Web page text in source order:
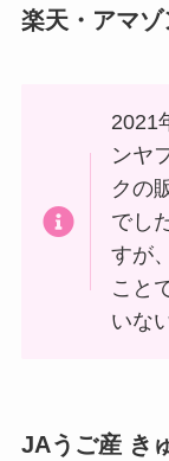
楽天・アマ
2021
ンヤ
クの
でし
すが
こと
いな
JAうご産 き